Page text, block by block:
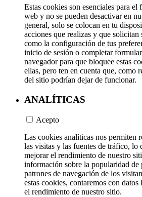
Estas cookies son esenciales para
web y no se pueden desactivar en
general, solo se colocan en tu
acciones que realizas y que solicitan
como la configuración de tus
inicio de sesión o completar
navegador para que bloquee estas
ellas, pero ten en cuenta que, como
del sitio podrían dejar de funcionar.
ANALÍTICAS
Acepto
Las cookies analíticas nos permiten
las visitas y las fuentes de tráfico, lo
mejorar el rendimiento de nuestro
información sobre la popularidad de
patrones de navegación de los
estas cookies, contaremos con
el rendimiento de nuestro sitio.